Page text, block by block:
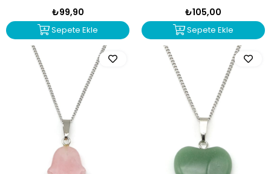
₺99,90
Sepete Ekle
₺105,00
Sepete Ekle